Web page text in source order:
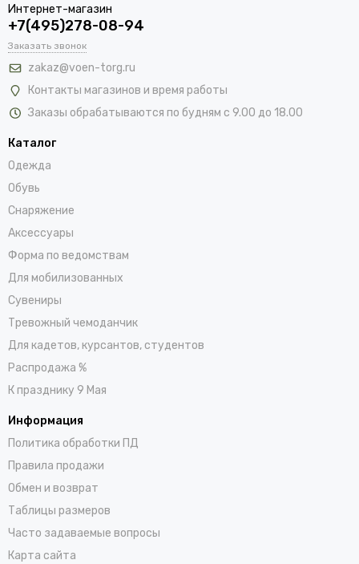
Интернет-магазин
+7(495)278-08-94
Заказать звонок
zakaz@voen-torg.ru
Контакты магазинов и время работы
Заказы обрабатываются по будням с 9.00 до 18.00
Каталог
Одежда
Обувь
Снаряжение
Аксессуары
Форма по ведомствам
Для мобилизованных
Сувениры
Тревожный чемоданчик
Для кадетов, курсантов, студентов
Распродажа %
К празднику 9 Мая
Информация
Политика обработки ПД
Правила продажи
Обмен и возврат
Таблицы размеров
Часто задаваемые вопросы
Карта сайта